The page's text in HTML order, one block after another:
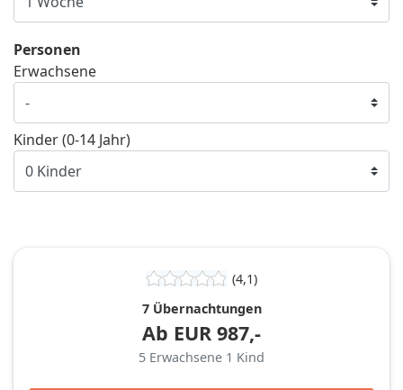
Personen
Erwachsene
Kinder (0-14 Jahr)
(4,1)
7 Übernachtungen
Ab EUR 987,-
5 Erwachsene 1 Kind